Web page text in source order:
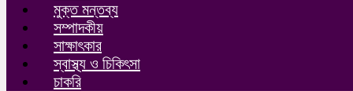
মুক্ত মন্তব্য
সম্পাদকীয়
সাক্ষাৎকার
স্বাস্থ্য ও চিকিৎসা
চাকরি